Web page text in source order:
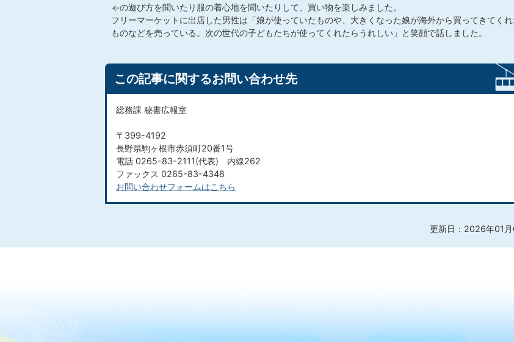
ゃの遊び方を聞いたり服の着心地を聞いたりして、買い物を楽しみました。
フリーマーケットに出店した男性は「娘が使っていたものや、大きくなった娘が海外から買ってきてくれ
ものなどを売っている。次の世代の子どもたちが使ってくれたらうれしい」と笑顔で話しました。
この記事に関するお問い合わせ先
総務課 秘書広報室
〒399-4192
長野県駒ヶ根市赤須町20番1号
電話 0265-83-2111(代表) 内線262
ファックス 0265-83-4348
お問い合わせフォームはこちら
更新日：2026年01